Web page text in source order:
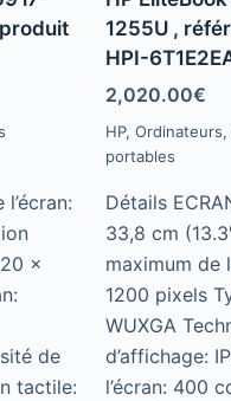
x
de
tactile:
t
e
d
0
u
t
o
f
5
1255U ,
HPI-
2,020.00€
HP,Ordinateurs
portables
Détails
33,8 cm
maximum de
1200 pixels
WUXGA
d’affichage:
l’écran: 400